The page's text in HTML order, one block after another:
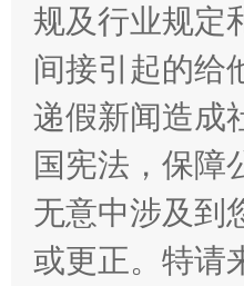
规及行业规定
间接引起的给
递假新闻造成
国宪法，保障
无意中涉及到
或更正。特请